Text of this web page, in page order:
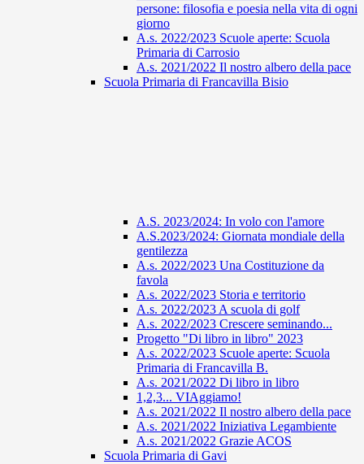
persone: filosofia e poesia nella vita di ogni
giorno
A.s. 2022/2023 Scuole aperte: Scuola
Primaria di Carrosio
A.s. 2021/2022 Il nostro albero della pace
Scuola Primaria di Francavilla Bisio
A.S. 2023/2024: In volo con l'amore
A.S.2023/2024: Giornata mondiale della
gentilezza
A.s. 2022/2023 Una Costituzione da
favola
A.s. 2022/2023 Storia e territorio
A.s. 2022/2023 A scuola di golf
A.s. 2022/2023 Crescere seminando...
Progetto "Di libro in libro" 2023
A.s. 2022/2023 Scuole aperte: Scuola
Primaria di Francavilla B.
A.s. 2021/2022 Di libro in libro
1,2,3... VIAggiamo!
A.s. 2021/2022 Il nostro albero della pace
A.s. 2021/2022 Iniziativa Legambiente
A.s. 2021/2022 Grazie ACOS
Scuola Primaria di Gavi